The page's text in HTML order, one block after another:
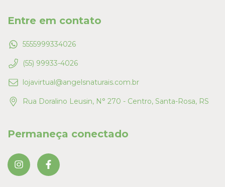
Entre em contato
5555999334026
(55) 99933-4026
lojavirtual@angelsnaturais.com.br
Rua Doralino Leusin, N° 270 - Centro, Santa-Rosa, RS
Permaneça conectado